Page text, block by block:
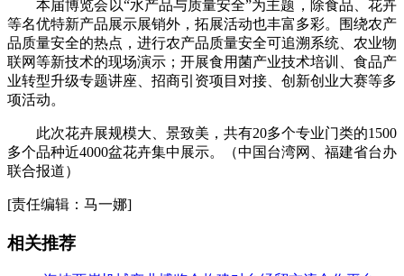
本届博览会以“水产品与质量安全”为主题，除食品、花卉
等名优特新产品展示展销外，拓展活动也丰富多彩。围绕农产
品质量安全的热点，进行农产品质量安全可追溯系统、农业物
联网等新技术的现场演示；开展食用菌产业技术培训、食品产
业转型升级专题讲座、招商引资项目对接、创新创业大赛等多
项活动。
此次花卉展规模大、景致美，共有20多个专业门类的1500
多个品种近4000盆花卉集中展示。（中国台湾网、福建省台办
联合报道）
[责任编辑：马一娜]
相关推荐